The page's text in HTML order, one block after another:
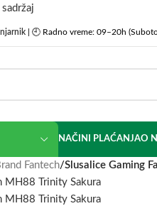
| 🕘 Radno vreme: 09–20h
NAČINI PLAĆANJAO
Fantech/Slusalice Gaming